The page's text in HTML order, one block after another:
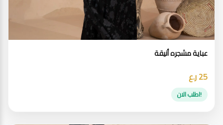
عباية مشجره أنيقة
25 ر.ع
!اطلب الان